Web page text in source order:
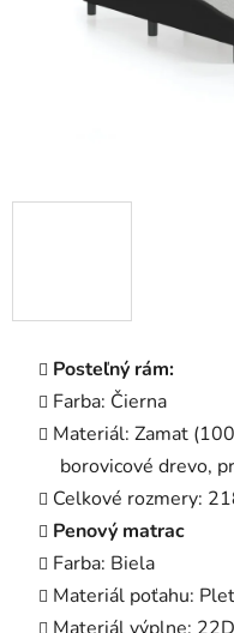
Posteľný rám:
Farba: Čierna
Materiál: Zamat
borovicové drevo,
Celkové rozmery:
Penový matrac
Farba: Biela
Materiál poťahu: